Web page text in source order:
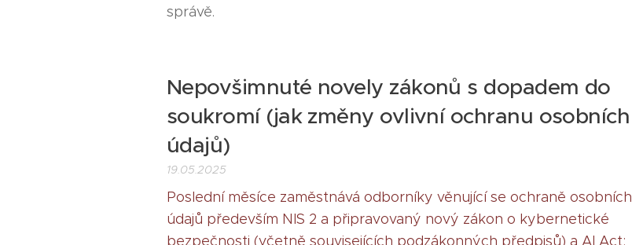
správě.
Nepovšimnuté novely zákonů s dopadem do
soukromí (jak změny ovlivní ochranu osobních
údajů)
19.05.2025
Poslední měsíce zaměstnává odborníky věnující se ochraně osobních
údajů především NIS 2 a připravovaný nový zákon o kybernetické
bezpečnosti (včetně souvisejících podzákonných předpisů) a AI Act;